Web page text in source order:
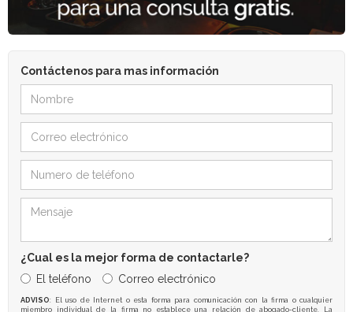
Contáctenos para mas información
¿Cual es la mejor forma de contactarle?
El teléfono
Correo electrónico
ADVISO: El uso de Internet o esta forma para comunicación con la firma o cualquier
miembro individual de la firma no establece una relación de abogado-cliente. La